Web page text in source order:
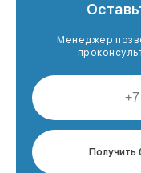
Менеджер
Получить